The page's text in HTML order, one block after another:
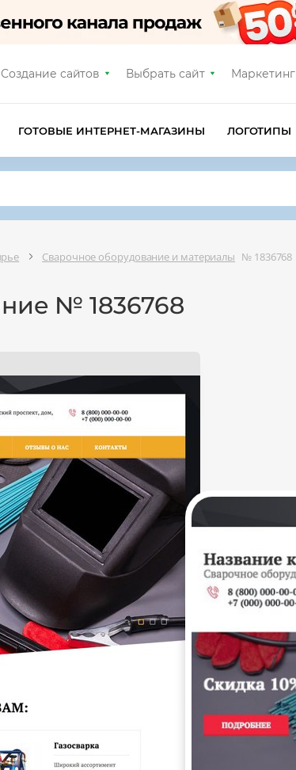
Создание сайтов Выбрать сайт Маркетинг
ГОТОВЫЕ ИНТЕРНЕТ-МАГАЗИНЫ ЛОГОТИПЫ
Сварочное оборудование и материалы № 1836768
№ 1836768